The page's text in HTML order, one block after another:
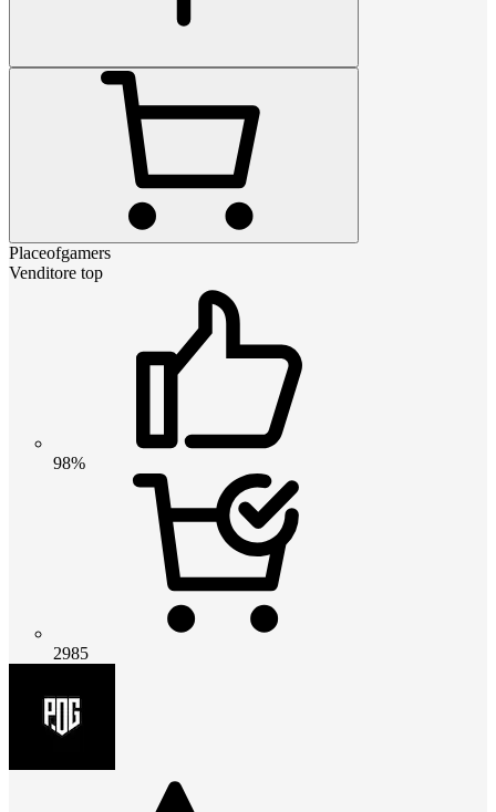
Placeofgamers
Venditore top
98%
2985